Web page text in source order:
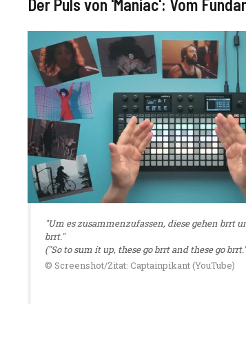
Der Puls von 'Maniac': Vom
"Um es zusammenzufassen, diese gehen brrt
brrt."
("So to sum it up, these go brrt and these go
© Screenshot/Zitat: Captainpikant (YouTube)